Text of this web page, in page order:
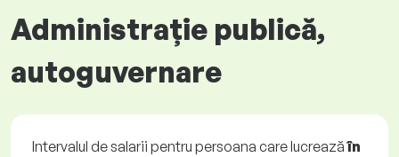
Administrație publică,
autoguvernare
Intervalul de salarii pentru persoana care lucreazăîn